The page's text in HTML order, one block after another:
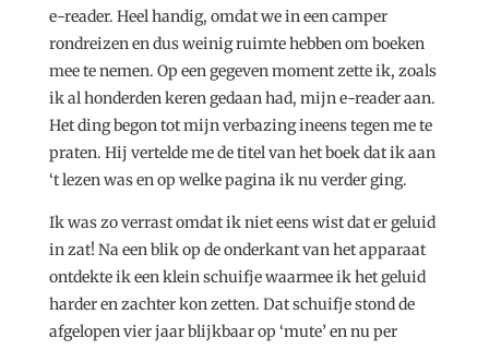
e-reader. Heel handig, omdat we in een camper
rondreizen en dus weinig ruimte hebben om boeken
mee te nemen. Op een gegeven moment zette ik, zoals
ik al honderden keren gedaan had, mijn e-reader aan.
Het ding begon tot mijn verbazing ineens tegen me te
praten. Hij vertelde me de titel van het boek dat ik aan
‘t lezen was en op welke pagina ik nu verder ging.
Ik was zo verrast omdat ik niet eens wist dat er geluid
in zat! Na een blik op de onderkant van het apparaat
ontdekte ik een klein schuifje waarmee ik het geluid
harder en zachter kon zetten. Dat schuifje stond de
afgelopen vier jaar blijkbaar op ‘mute’ en nu per